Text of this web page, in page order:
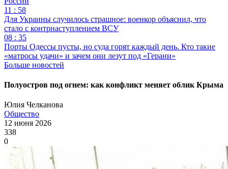
11 : 58
Для Украины случилось страшное: военкор объяснил, что
стало с контрнаступлением ВСУ
08 : 35
Порты Одессы пусты, но суда горят каждый день. Кто такие
«матросы удачи» и зачем они лезут под «Герани»
Больше новостей
Полуостров под огнем: как конфликт меняет облик Крыма
Юлия Челканова
Общество
12 июня 2026
338
0